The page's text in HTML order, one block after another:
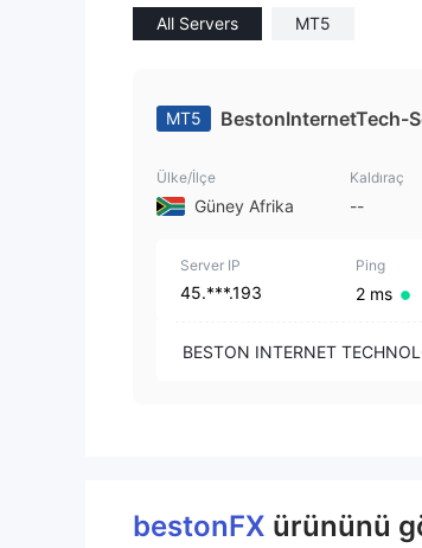
All Servers MT5
MT5 BestonInternetTech-
Ülke/İlçe
Güney Afrika
Kaldıraç
--
Server IP
45.***.193
Ping
2 ms
BESTON INTERNET
bestonFX ürününü